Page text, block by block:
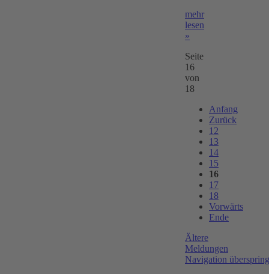
mehr
lesen
»
Seite
16
von
18
Anfang
Zurück
12
13
14
15
16
17
18
Vorwärts
Ende
Ältere
Meldungen
Navigation